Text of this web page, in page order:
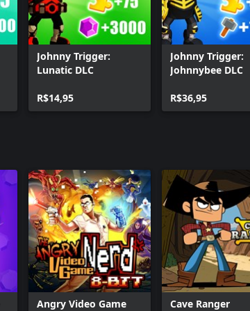
Johnny Trigger:
Lunatic DLC
R$14,95
Johnny Trigger:
Johnnybee DLC
R$36,95
Angry Video Game Cave Ranger